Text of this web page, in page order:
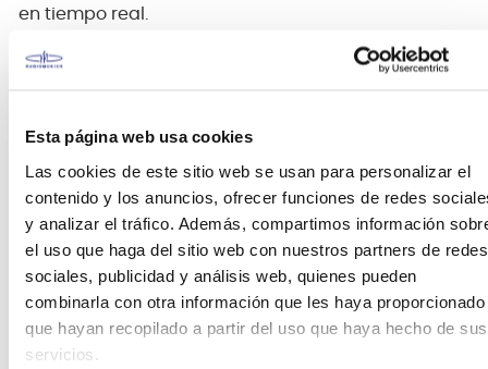
Esta página web usa cookies
Las cookies de este sitio web se usan para personalizar el
contenido y los anuncios, ofrecer funciones de redes
y analizar el tráfico. Además, compartimos información
el uso que haga del sitio web con nuestros partners de redes
sociales, publicidad y análisis web, quienes pueden
combinarla con otra información que les haya proporcionado
que hayan recopilado a partir del uso que haya hecho de sus
servicios.
en tiempo real.
La salida THRU dedicada emula la señal de entrada
complejas y una integración sencilla en
pedalboards modernas. También incorpora puerto
USB-C® para actualizaciones del sistema.
Su construcción robusta y diseño ergonómico están
preparados para soportar uso intensivo en